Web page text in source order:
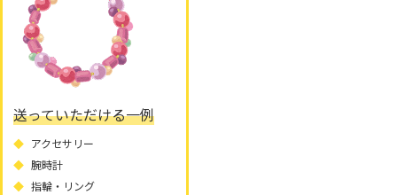
送っていただける一例
アクセサリー
腕時計
指輪・リング